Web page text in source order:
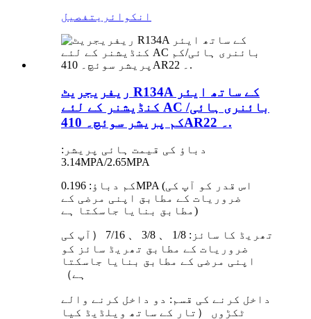
انکوائری تفصیل
ریفریجریٹ R134A کے ساتھ ایئر
کنڈیشنر کے لئے AC بائنری ہائی/
کم پریشر سوئچ۔ 410AR۔ 22.
دباؤ کی قیمت ہائی پریشر:
3.14MPA/2.65MPA
کم دباؤ: 0.196MPA (اس قدر کو آپ کی
ضروریات کے مطابق اپنی مرضی کے
مطابق بنایا جاسکتا ہے)
تھریڈ کا سائز: 1/8 、 3/8 、 7/16 （آپ کی
ضروریات کے مطابق تھریڈ سائز کو
اپنی مرضی کے مطابق بنایا جاسکتا
ہے）
داخل کرنے کی قسم: دو داخل کرنے والے
ٹکڑوں （تار کے ساتھ ویلڈیڈ کیا